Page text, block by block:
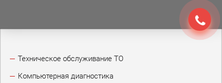
Техническое обслуживание ТО
Компьютерная диагностика